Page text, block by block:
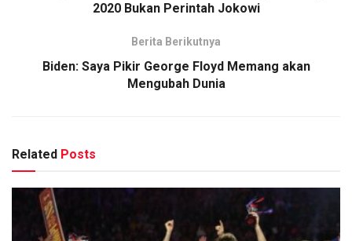
2020 Bukan Perintah Jokowi
Berita Berikutnya
Biden: Saya Pikir George Floyd Memang akan
Mengubah Dunia
Related Posts